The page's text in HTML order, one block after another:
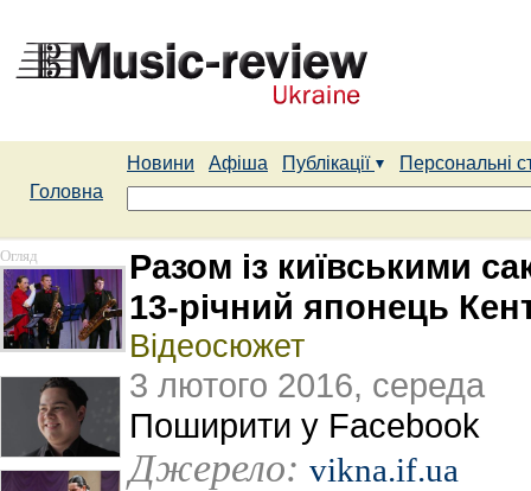
Новини Афіша Публікації
Персональні
Головна
Огляд
Разом із київськими
13-річний японець
Відеосюжет
3 лютого 2016, середа
Поширити у Facebook
Джерело: vikna.if.ua